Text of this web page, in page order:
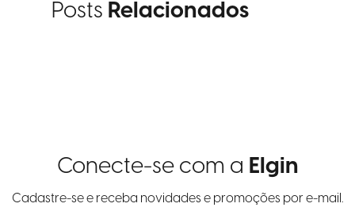
Posts Relacionados
Conecte-se com a Elgin
Cadastre-se e receba novidades e promoções por e-mail.